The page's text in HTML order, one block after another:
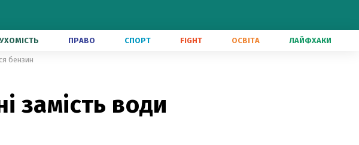
ПРАВО СПОРТ FIGHT ОСВІТА ЛАЙФХАКИ
бензин
замість води